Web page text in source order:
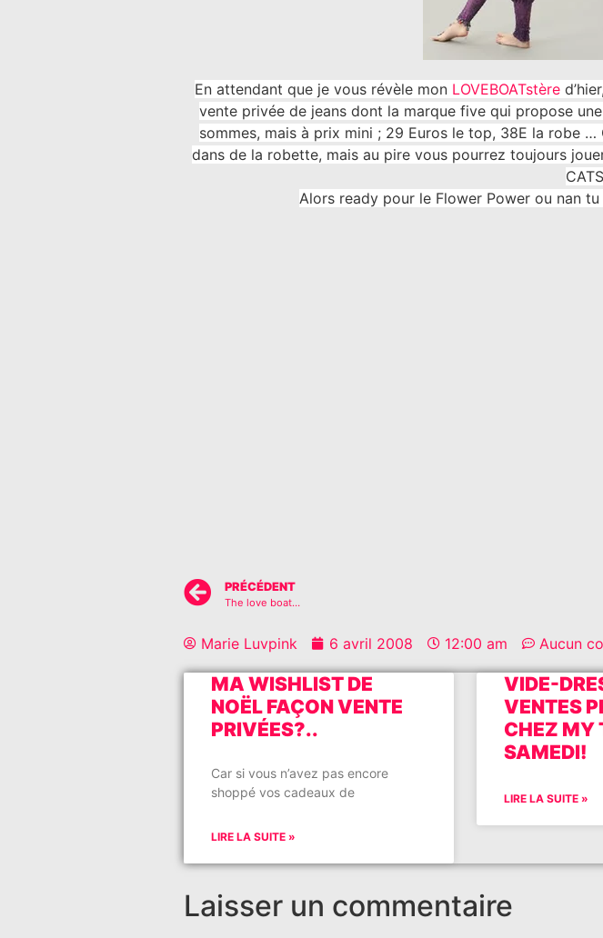
En attendant que je vous révèle mon LOVEBOATstère
vente privée de jeans dont la marque five qui propose
sommes, mais à prix mini ; 29 Euros le top, 38E la robe
dans de la robette, mais au pire vous pourrez toujours
Alors ready pour le Flower Power ou nan
PRÉCÉDENT
The love boat…
Marie Luvpink 6 avril 2008 12:00 am Aucun
MA WISHLIST DE
NOËL FAÇON VENTE
PRIVÉES?..
Car si vous n’avez pas encore
shoppé vos cadeaux de
LIRE LA SUITE »
VIDE-
VENTES
CHEZ MY
SAMEDI!
LIRE LA SUITE »
Laisser un commentaire